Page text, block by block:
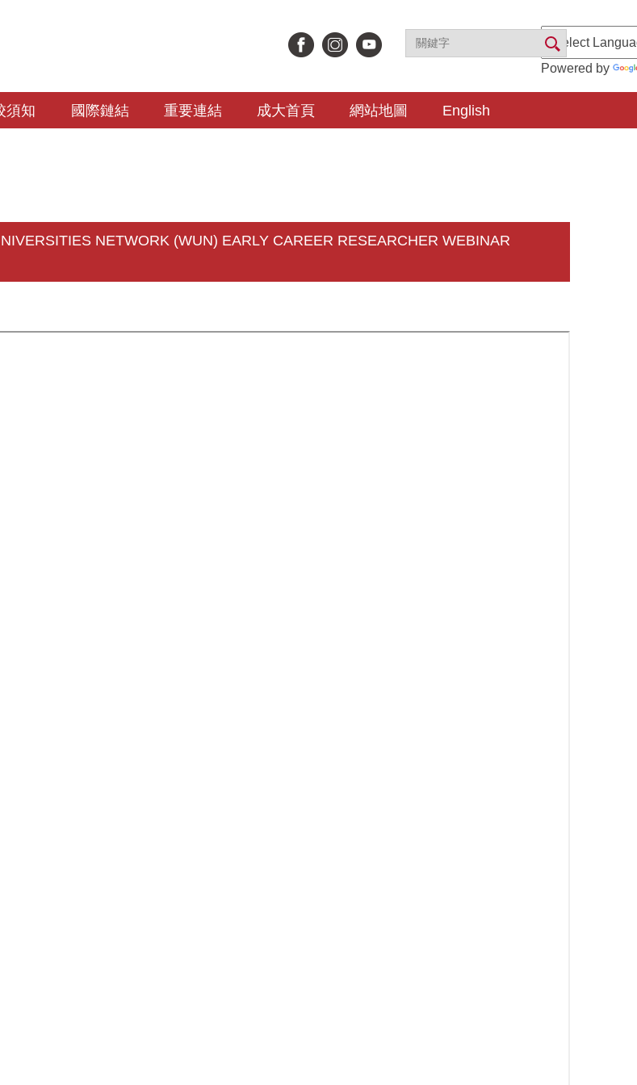
Powered by
須知 國際鏈結 重要連結 成大首頁 網站地圖 English
NETWORK (WUN) EARLY CAREER RESEARCHER WEBINAR